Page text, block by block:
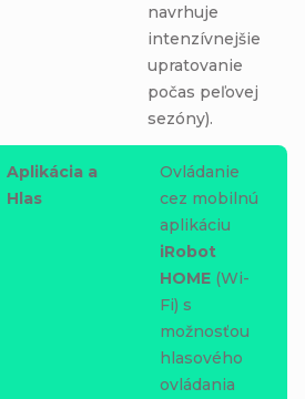
navrhuje
intenzívnejšie
upratovanie
počas peľovej
sezóny).
Aplikácia a
Hlas
Ovládanie
cez mobilnú
aplikáciu
iRobot
HOME (Wi-
Fi) s
možnosťou
hlasového
ovládania